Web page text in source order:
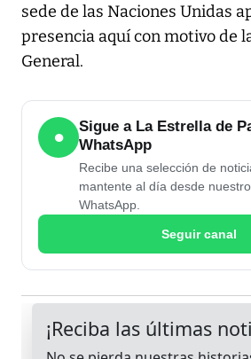
sede de las Naciones Unidas
presencia aquí con motivo de
General.
●
Sigue a La Estrella de
WhatsApp
Recibe una selección de
mantente al día desde
WhatsApp.
Seguir canal